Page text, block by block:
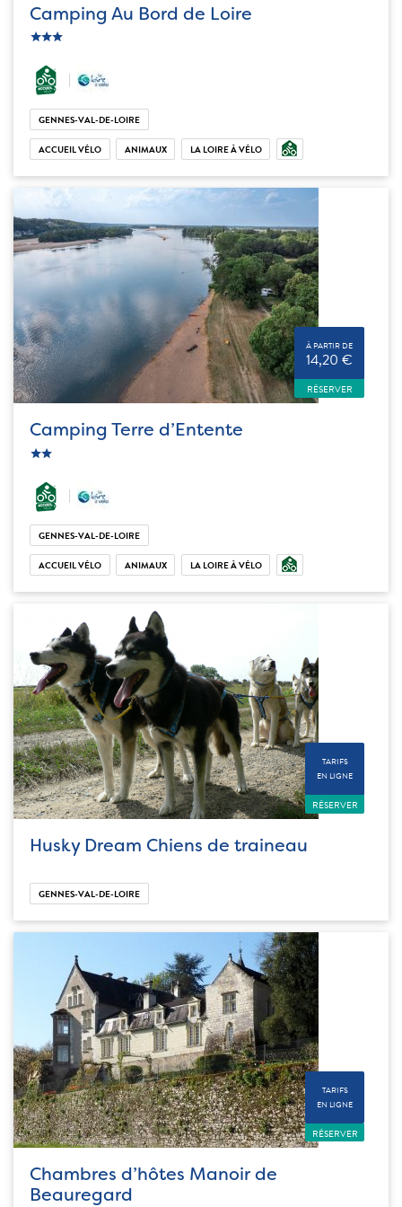
Camping Au Bord de Loire
ic_star
ic_star
GENNES-VAL-DE-LOIRE
ACCUEIL VÉLO ANIMAUX LA LOIRE À VÉLO
À PARTIR DE
14,20 €
RÉSERVER
Camping Terre d’Entente
ic_star
GENNES-VAL-DE-LOIRE
ACCUEIL VÉLO ANIMAUX LA LOIRE À VÉLO
TARIFS
EN LIGNE
RÉSERVER
Husky Dream Chiens de traineau
GENNES-VAL-DE-LOIRE
TARIFS
EN LIGNE
RÉSERVER
Chambres d’hôtes Manoir de
Beauregard